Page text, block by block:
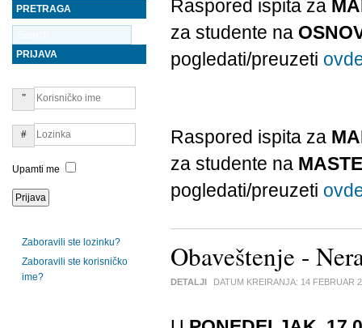
Raspored ispita za
za studente na
pogledati/preuzeti
Raspored ispita za
za studente na
pogledati/preuzeti
Obaveštenje -
DETALJI DATUM KREIRANJA: 14 FEBRUAR
PRETRAGA
PRIJAVA
Upamti me
Zaboravili ste lozinku?
Zaboravili ste korisničko
ime?